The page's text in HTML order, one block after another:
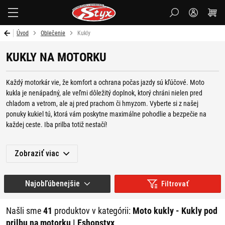
Úvod Oblečenie Kukly
KUKLY NA MOTORKU
Každý motorkár vie, že komfort a ochrana počas jazdy sú kľúčové. Moto
kukla je nenápadný, ale veľmi dôležitý doplnok, ktorý chráni nielen pred
chladom a vetrom, ale aj pred prachom či hmyzom. Vyberte si z našej
ponuky kukiel tú, ktorá vám poskytne maximálne pohodlie a bezpečie na
každej ceste. Iba prilba totiž nestačí!
ochránia pokožku hlavy aj krk pred povetrenostnými podminkami, chladným
elastické a perfektne sa prispôsobia tvaru hlavy a krivkám tváre.Prejdite
si našu ponuku kukiel a vyberte si vhodný typ do každého ročného obdobia a
Okrem kukiel si u nás môžete vybrať aj z ďalšieho motorkárskeho oblečenia a
Zobraziť viac
Filtrovať
Našli sme41 produktov v kategórii: Moto kukly - Kukly pod
prilbu na motorku | Eshopstyx
Najobľúbenejšie